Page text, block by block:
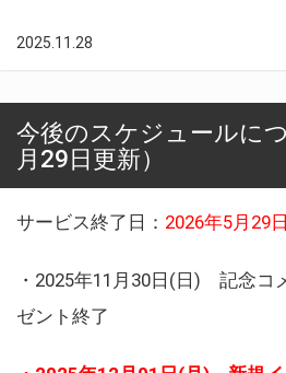
2025.11.28
今後のスケジュールに
月29日更新）
サービス終了日： 2026年5月29
・2025年11月30日(日) 記念コ
ゼント終了